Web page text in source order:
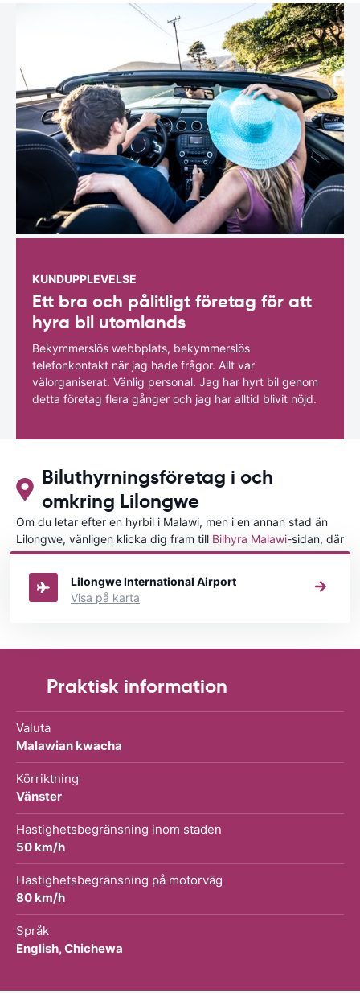
KUNDUPPLEVELSE
Ett bra och pålitligt företag för att
hyra bil utomlands
Bekymmerslös webbplats, bekymmerslös
telefonkontakt när jag hade frågor. Allt var
välorganiserat. Vänlig personal. Jag har hyrt bil genom
detta företag flera gånger och jag har alltid blivit nöjd.
Biluthyrningsföretag i och
omkring Lilongwe
Om du letar efter en hyrbil i Malawi, men i en annan stad än
Lilongwe, vänligen klicka dig fram till Bilhyra Malawi-sidan, där
du kan välja i vilken stad i Malawi du vill hyra en bil.
Lilongwe International Airport
Visa på karta
Praktisk information
Valuta
Malawian kwacha
Körriktning
Vänster
Hastighetsbegränsning inom staden
50 km/h
Hastighetsbegränsning på motorväg
80 km/h
Språk
English, Chichewa